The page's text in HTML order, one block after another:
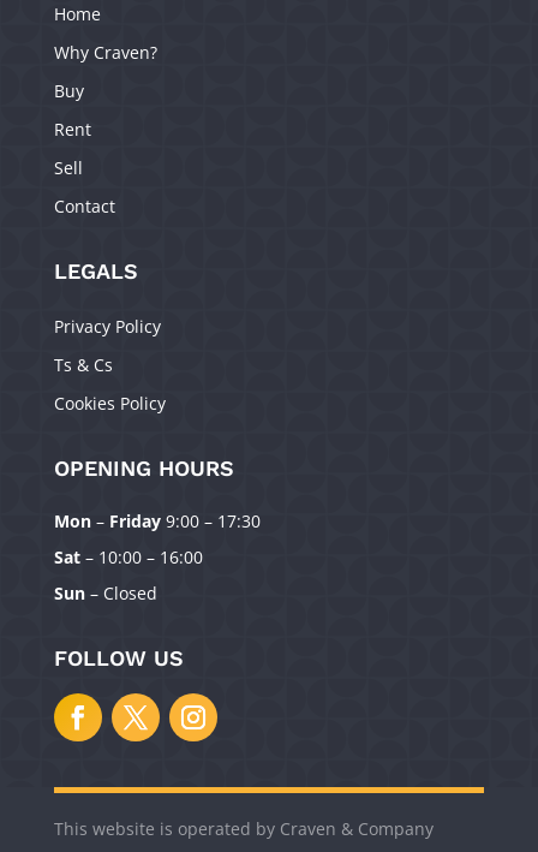
Manage Consent
To provide the best experiences, we use technologies like cookies to
store and/or access device information. Consenting to these technologies
this site. Not consenting or withdrawing consent, may adversely affect
certain features and functions.
Deny
View preferences
Home
Why Craven?
Buy
Rent
Sell
Contact
LEGALS
Privacy Policy
Ts & Cs
Cookies Policy
OPENING HOURS
Mon– Friday9:00 – 17:30
Sat– 10:00 – 16:00
Sun– Closed
FOLLOW US
This website is operated by Craven & Company